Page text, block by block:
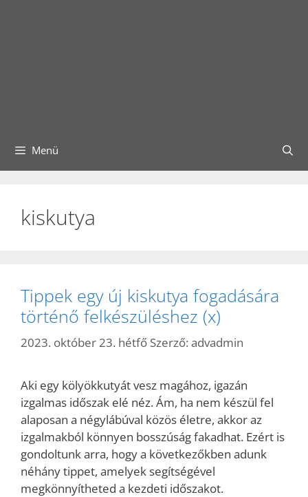
Menü
kiskutya
Tippek egy új kiskutya fogadására
történő felkészüléshez (x)
2023. október 23. hétfő Szerző: advadmin
Aki egy kölyökkutyát vesz magához, igazán
izgalmas időszak elé néz. Ám, ha nem készül fel
alaposan a négylábúval közös életre, akkor az
izgalmakból könnyen bosszúság fakadhat. Ezért is
gondoltunk arra, hogy a következőkben adunk
néhány tippet, amelyek segítségével
megkönnyítheted a kezdeti időszakot.